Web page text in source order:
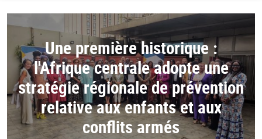
Une première historique :
l'Afrique centrale adopte une
stratégie régionale de prévention
relative aux enfants et aux
conflits armés